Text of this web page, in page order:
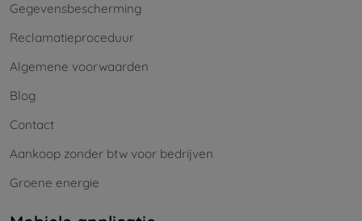
Gegevensbescherming
Reclamatieproceduur
Algemene voorwaarden
Blog
Contact
Aankoop zonder btw voor bedrijven
Groene energie